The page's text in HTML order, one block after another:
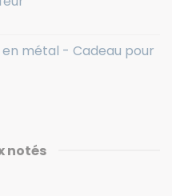
métal - Cadeau pour
notés